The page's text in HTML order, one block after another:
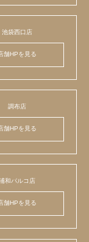
池袋西口店
舗HPを見る
調布店
舗HPを見る
和パルコ店
舗HPを見る